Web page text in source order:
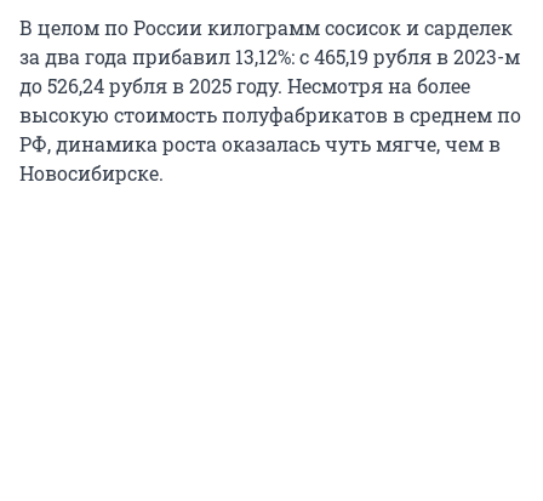
В целом по России килограмм сосисок и сарделек
за два года прибавил 13,12%: с 465,19 рубля в 2023-м
до 526,24 рубля в 2025 году. Несмотря на более
высокую стоимость полуфабрикатов в среднем по
РФ, динамика роста оказалась чуть мягче, чем в
Новосибирске.